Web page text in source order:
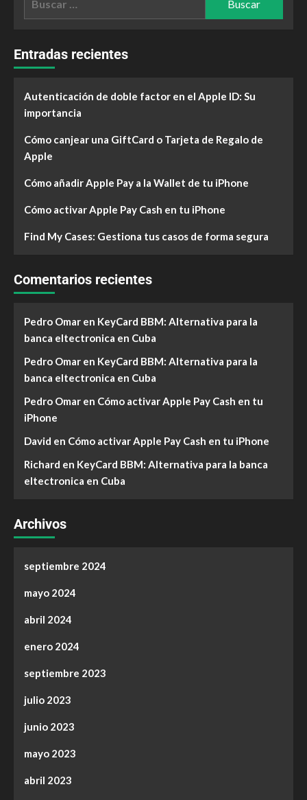
Entradas recientes
Autenticación de doble factor en el Apple ID: Su
importancia
Cómo canjear una GiftCard o Tarjeta de Regalo de
Apple
Cómo añadir Apple Pay a la Wallet de tu iPhone
Cómo activar Apple Pay Cash en tu iPhone
Find My Cases: Gestiona tus casos de forma segura
Comentarios recientes
Pedro Omar en KeyCard BBM: Alternativa para la
banca eltectronica en Cuba
Pedro Omar en KeyCard BBM: Alternativa para la
banca eltectronica en Cuba
Pedro Omar en Cómo activar Apple Pay Cash en tu
iPhone
David en Cómo activar Apple Pay Cash en tu iPhone
Richard en KeyCard BBM: Alternativa para la banca
eltectronica en Cuba
Archivos
septiembre 2024
mayo 2024
abril 2024
enero 2024
septiembre 2023
julio 2023
junio 2023
mayo 2023
abril 2023